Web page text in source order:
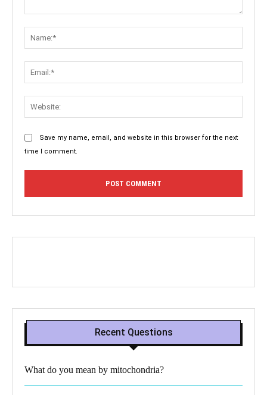
Save my name, email, and website in this browser for the next
time I comment.
Recent Questions
What do you mean by mitochondria?​